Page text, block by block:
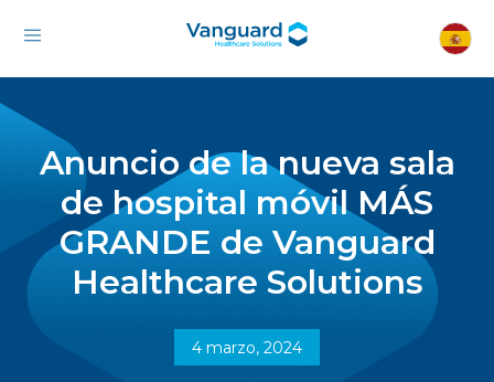
Anuncio de la nueva sala
de hospital móvil MÁS
GRANDE de Vanguard
Healthcare Solutions
4 marzo, 2024